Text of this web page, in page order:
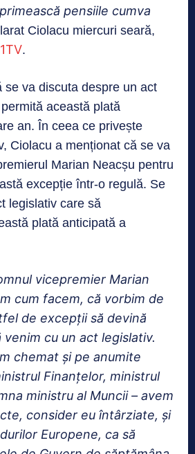
pensiile cumva
Ciolacu miercuri seară,
.
se va discuta despre un act
această plată
an. În ceea ce privește
Ciolacu a menționat că se va
Marian Neacșu pentru
excepție într-o regulă. Se
legislativ care să
plată anticipată a
vicepremier Marian
cum facem, că vorbim de
de excepţii să devină
venim cu un act legislativ.
chemat şi pe anumite
Finanţelor, ministrul
ministru al Muncii – avem
consider eu întârziate, şi
Europene, ca să